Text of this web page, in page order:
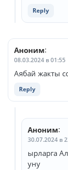
Reply
Аноним:
08.03.2024 в 01:55
Аябай жакты
Reply
Аноним:
30.07.2024 в
ырларга
уну